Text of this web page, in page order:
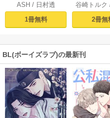
脱・悪役計画１
ASH / 日村透
1冊無料
～童貞外
下ヤクザの
れそうで
ア限定描
谷崎トルク
2冊無
BL(ボーイズラブ)の最新刊